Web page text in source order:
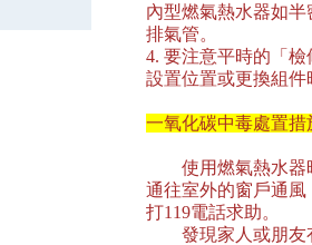
內型燃氣熱水器如
排氣管。
4. 要注意平時的「
設置位置或更換組
一氧化碳中毒處置措
使用燃氣熱水器時
通往室外的窗戶通
打119電話求助。
發現家人或朋友有